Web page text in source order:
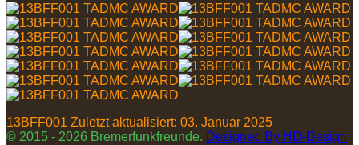
13BFF001 Zuletzt aktualisiert: 03. Januar 2025
© 2015 - 2026 Bremerfunkfreunde. Designed By HD-Design